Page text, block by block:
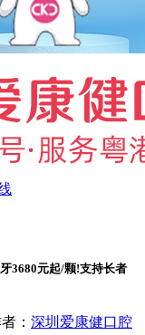
3680元起/颗!支持长者
： 深圳爱康健口腔